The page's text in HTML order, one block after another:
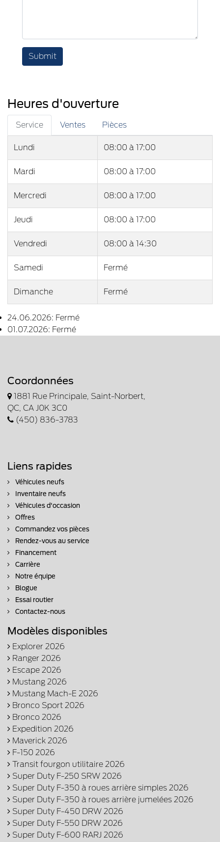
Submit
Heures d'ouverture
Service Ventes Pièces
Lundi 08:00 à 17:00
Mardi 08:00 à 17:00
Mercredi 08:00 à 17:00
Jeudi 08:00 à 17:00
Vendredi 08:00 à 14:30
Samedi Fermé
Dimanche Fermé
24.06.2026: Fermé
01.07.2026: Fermé
Coordonnées
1881 Rue Principale, Saint-Norbert,
QC, CA J0K 3C0
(450) 836-3783
Liens rapides
Véhicules neufs
Inventaire neufs
Véhicules d'occasion
Offres
Commandez vos pièces
Rendez-vous au service
Financement
Carrière
Notre équipe
Blogue
Essai routier
Contactez-nous
Modèles disponibles
Explorer 2026
Ranger 2026
Escape 2026
Mustang 2026
Mustang Mach-E 2026
Bronco Sport 2026
Bronco 2026
Expedition 2026
Maverick 2026
F-150 2026
Transit fourgon utilitaire 2026
Super Duty F-250 SRW 2026
Super Duty F-350 à roues arrière simples 2026
Super Duty F-350 à roues arrière jumelées 2026
Super Duty F-450 DRW 2026
Super Duty F-550 DRW 2026
Super Duty F-600 RARJ 2026